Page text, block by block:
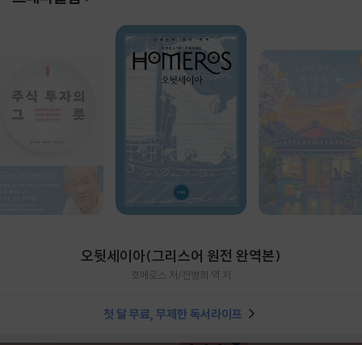
오뒷세이아(그리스어 원전 완역본)
호메로스 저/천병희 역 저
첫 달 무료, 무제한 독서라이프